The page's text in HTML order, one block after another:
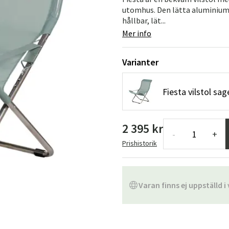
Hängstolar
Underhållsprodukter
Småförvaring
utomhus. Den lätta
hållbar, lät...
Mer info
Varianter
Fiesta vilstol
2 395 kr
Prishistorik
- +
Varan finns ej uppställd i